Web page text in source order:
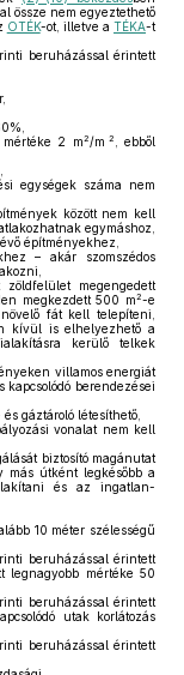
össze nem egyeztethető
OTÉK-ot, illetve aTÉKA-t
beruházással érintett
mértéke 2 m2/m 2
, ebből
egységek száma nem
között nem kell
egymáshoz,
építményekhez,
– akár szomszédos
megengedett
megkezdett 500 m2-e
fát kell telepíteni,
kívül is elhelyezhető a
kerülő telkek
villamos energiát
berendezései
gáztároló létesíthető,
vonalat nem kell
biztosító magánutat
más útként legkésőbb a
és az ingatlan-
10 méter szélességű
beruházással érintett
legnagyobb mértéke 50
beruházással érintett
utak korlátozás
beruházással érintett